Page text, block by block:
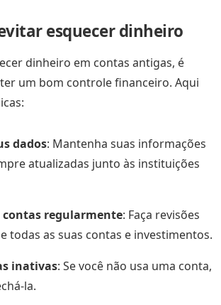
esquecer dinheiro
dinheiro em contas antigas, é
um bom controle financeiro. Aqui
dados: Mantenha suas informações
atualizadas junto às instituições
contas regularmente: Faça revisões
todas as suas contas e investimentos.
inativas: Se você não usa uma conta,
la.